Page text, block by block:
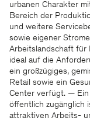
urbanen Charakter
Bereich der
und weitere
sowie eigener
Arbeitslandschaft für
ideal auf die
ein großzügiges,
Retail sowie ein
Center verfügt. — Ein
öffentlich zugänglich
attraktiven Arbeits-